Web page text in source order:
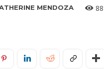
MENDOZA